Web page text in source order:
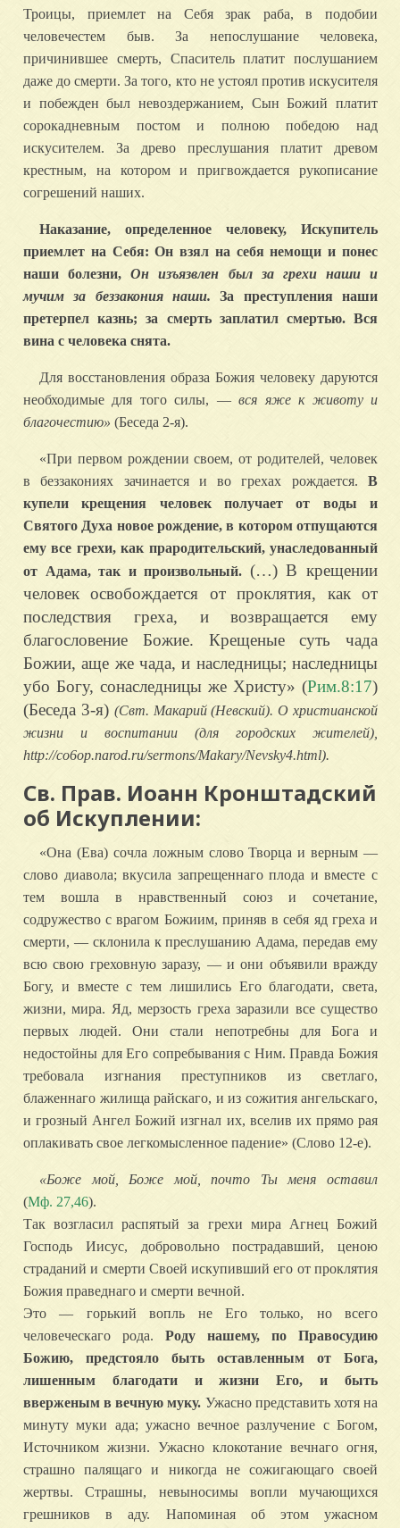
Троицы, приемлет на Себя зрак раба, в подобии
человечестем быв. За непослушание человека,
причинившее смерть, Спаситель платит послушанием
даже до смерти. За того, кто не устоял против искусителя
и побежден был невоздержанием, Сын Божий платит
сорокадневным постом и полною победою над
искусителем. За древо преслушания платит древом
крестным, на котором и пригвождается рукописание
согрешений наших.
Наказание, определенное человеку, Искупитель
приемлет на Себя: Он взял на себя немощи и понес
наши болезни,Он изъязвлен был за грехи наши и
мучим за беззакония наши. За преступления наши
претерпел казнь; за смерть заплатил смертью. Вся
вина с человека снята.
Для восстановления образа Божия человеку даруются
необходимые для того силы, —вся яже к животу и
благочестию» (Беседа 2-я).
«При первом рождении своем, от родителей, человек
в беззакониях зачинается и во грехах рождается. В
купели крещения человек получает от воды и
Святого Духа новое рождение, в котором отпущаются
ему все грехи, как прародительский, унаследованный
от Адама, так и произвольный. (…) В крещении
человек освобождается от проклятия, как от
последствия греха, и возвращается ему
благословение Божие. Крещеные суть чада
Божии, аще же чада, и наследницы; наследницы
убо Богу, сонаследницы же Христу» (Рим.8:17)
(Беседа 3-я) (Свт. Макарий (Невский). О христианской
жизни и воспитании (для городских жителей),
http://co6op.narod.ru/sermons/Makary/Nevsky4.html).
Св. Прав. Иоанн Кронштадский
об Искуплении:
«Она (Ева) сочла ложным слово Творца и верным —
слово диавола; вкусила запрещеннаго плода и вместе с
тем вошла в нравственный союз и сочетание,
содружество с врагом Божиим, приняв в себя яд греха и
смерти, — склонила к преслушанию Адама, передав ему
всю свою греховную заразу, — и они объявили вражду
Богу, и вместе с тем лишились Его благодати, света,
жизни, мира. Яд, мерзость греха заразили все существо
первых людей. Они стали непотребны для Бога и
недостойны для Его сопребывания с Ним. Правда Божия
требовала изгнания преступников из светлаго,
блаженнаго жилища райскаго, и из сожития ангельскаго,
и грозный Ангел Божий изгнал их, вселив их прямо рая
оплакивать свое легкомысленное падение» (Слово 12-е).
«Боже мой, Боже мой, почто Ты меня оставил
(Мф. 27,46).
Так возгласил распятый за грехи мира Агнец Божий
Господь Иисус, добровольно пострадавший, ценою
страданий и смерти Своей искупивший его от проклятия
Божия праведнаго и смерти вечной.
Это — горький вопль не Его только, но всего
человеческаго рода. Роду нашему, по Правосудию
Божию, предстояло быть оставленным от Бога,
лишенным благодати и жизни Его, и быть
вверженым в вечную муку. Ужасно представить хотя на
минуту муки ада; ужасно вечное разлучение с Богом,
Источником жизни. Ужасно клокотание вечнаго огня,
страшно палящаго и никогда не сожигающаго своей
жертвы. Страшны, невыносимы вопли мучающихся
грешников в аду. Напоминая об этом ужасном